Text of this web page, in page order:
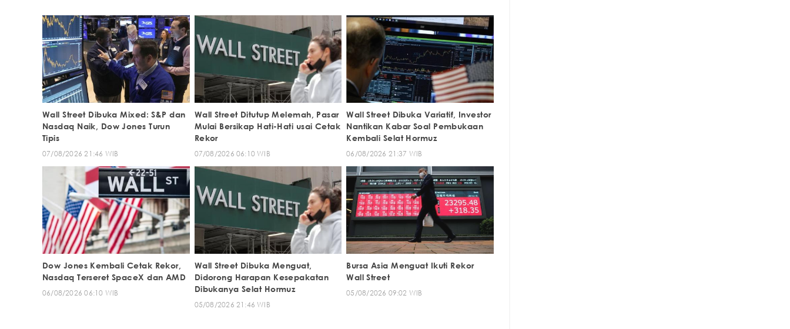
Wall Street Dibuka Mixed: S&P dan
Nasdaq Naik, Dow Jones Turun
Tipis
07/08/2026 21:46 WIB
Wall Street Ditutup Melemah, Pasar
Mulai Bersikap Hati-Hati usai Cetak
Rekor
07/08/2026 06:10 WIB
Wall Street Dibuka Variatif, Investor
Nantikan Kabar Soal Pembukaan
Kembali Selat Hormuz
06/08/2026 21:37 WIB
Dow Jones Kembali Cetak Rekor,
Nasdaq Terseret SpaceX dan AMD
06/08/2026 06:10 WIB
Wall Street Dibuka Menguat,
Didorong Harapan Kesepakatan
Dibukanya Selat Hormuz
05/08/2026 21:46 WIB
Bursa Asia Menguat Ikuti Rekor
Wall Street
05/08/2026 09:02 WIB